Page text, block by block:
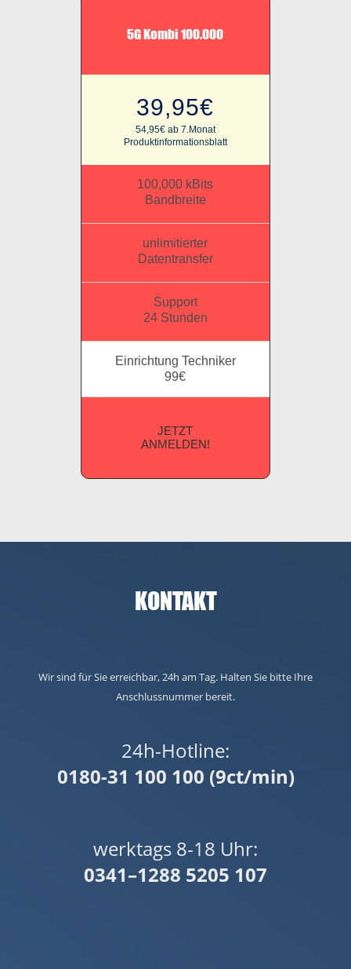
5G Kombi 100.000
39,95€
54,95€ ab 7.Monat
Produktinformationsblatt
100,000 kBits
Bandbreite
unlimitierter
Datentransfer
Support
24 Stunden
Einrichtung Techniker
99€
JETZT
ANMELDEN!
KONTAKT
Wir sind für Sie erreichbar, 24h am Tag. Halten Sie bitte Ihre
Anschlussnummer bereit.
24h-Hotline:
0180-31 100 100 (9ct/min)
werktags 8-18 Uhr:
0341–1288 5205 107